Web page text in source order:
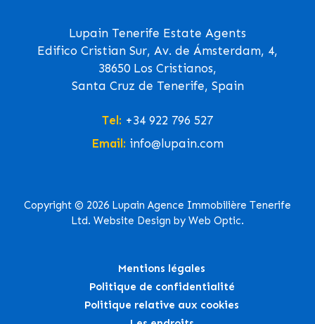
Lupain Tenerife Estate Agents
Edifico Cristian Sur, Av. de Ámsterdam, 4,
38650 Los Cristianos,
Santa Cruz de Tenerife, Spain
Tel: +34 922 796 527
Email: info@lupain.com
Copyright © 2026 Lupain Agence Immobilière Tenerife
Ltd. Website Design by Web Optic.
Mentions légales
Politique de confidentialité
Politique relative aux cookies